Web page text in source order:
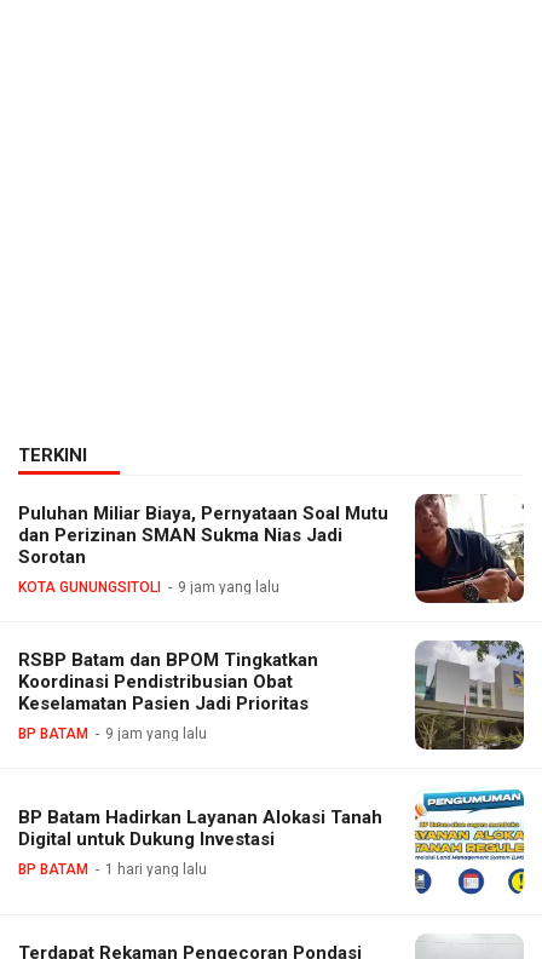
TERKINI
Puluhan Miliar Biaya, Pernyataan Soal Mutu
dan Perizinan SMAN Sukma Nias Jadi
Sorotan
KOTA GUNUNGSITOLI 9 jam yang lalu
RSBP Batam dan BPOM Tingkatkan
Koordinasi Pendistribusian Obat
Keselamatan Pasien Jadi Prioritas
BP BATAM 9 jam yang lalu
BP Batam Hadirkan Layanan Alokasi Tanah
Digital untuk Dukung Investasi
BP BATAM 1 hari yang lalu
Terdapat Rekaman Pengecoran Pondasi